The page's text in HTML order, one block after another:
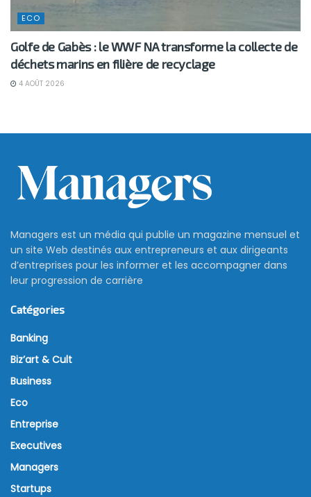
ECO
Golfe de Gabès : le WWF NA transforme la collecte de
déchets marins en filière de recyclage
4 AOÛT 2026
Managers est un média qui publie un magazine mensuel et
un site Web destinés aux entrepreneurs et aux dirigeants
d’entreprises pour les informer et les accompagner dans
leur progression de carrière
Catégories
Banking
Biz’art & Cult
Business
Eco
Entreprise
Executives
Managers
Startups